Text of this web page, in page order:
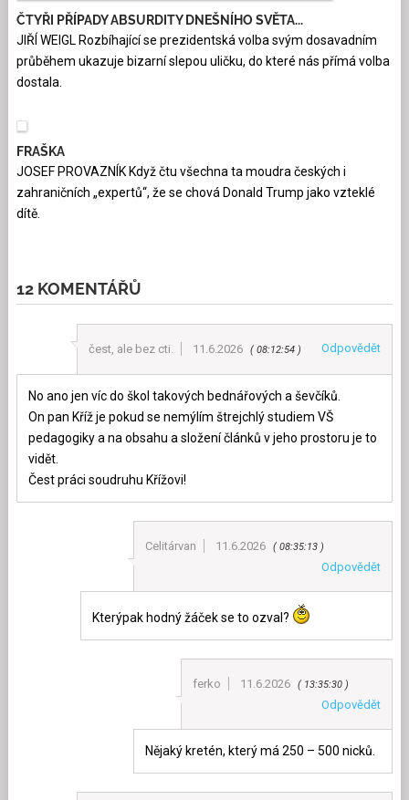
ČTYŘI PŘÍPADY ABSURDITY DNEŠNÍHO SVĚTA...
JIŘÍ WEIGL Rozbíhající se prezidentská volba svým dosavadním
průběhem ukazuje bizarní slepou uličku, do které nás přímá volba
dostala.
FRAŠKA
JOSEF PROVAZNÍK Když čtu všechna ta moudra českých i
zahraničních „expertů“, že se chová Donald Trump jako vzteklé
dítě.
12 KOMENTÁŘŮ
čest, ale bez cti. 11.6.2026 08:12:54 Odpovědět
No ano jen víc do škol takových bednářových a ševčíků.
On pan Kříž je pokud se nemýlím štrejchlý studiem VŠ
pedagogiky a na obsahu a složení článků v jeho prostoru je to
vidět.
Čest práci soudruhu Křížovi!
Celitárvan 11.6.2026 08:35:13
Odpovědět
Kterýpak hodný žáček se to ozval?
ferko 11.6.2026 13:35:30
Odpovědět
Nějaký kretén, který má 250 – 500 nicků.